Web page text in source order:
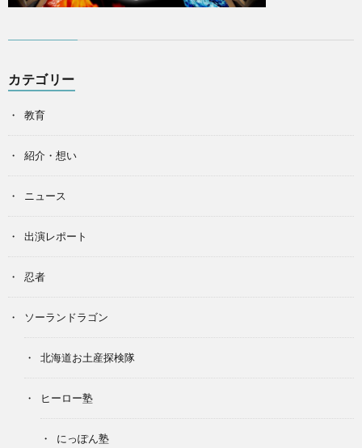
カテゴリー
教育
紹介・想い
ニュース
出演レポート
忍者
ソーランドラゴン
北海道お土産探検隊
ヒーロー塾
にっぽん塾